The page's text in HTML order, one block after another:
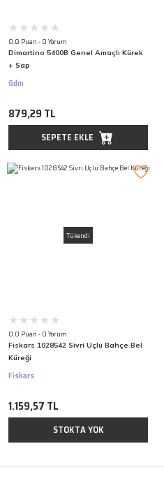
0.0 Puan - 0 Yorum
Dimartino 5400B Genel Amaçlı Kürek
+ Sap
Gdm
879,29 TL
SEPETE EKLE
Tükendi
0.0 Puan - 0 Yorum
Fiskars 1028542 Sivri Uçlu Bahçe Bel
Küreği
Fiskars
1.159,57 TL
STOKTA YOK